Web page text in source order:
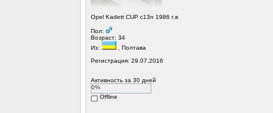
Opel Kadett CUP c13n 1986 г.в
Пол:
Возраст: 34
Из:
, Полтава
Регистрация: 29.07.2016
Активность за 30 дней
0%
Offline